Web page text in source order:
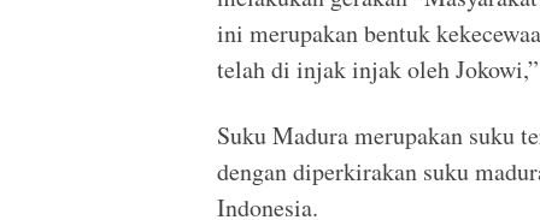
ini merupakan bentuk
telah di injak injak oleh
Suku Madura merupakan suku
dengan diperkirakan suku
Indonesia.